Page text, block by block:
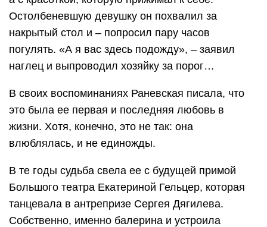
Остолбеневшую девушку он похвалил за
накрытый стол и – попросил пару часов
погулять. «А я вас здесь подожду», – заявил
наглец и выпроводил хозяйку за порог…
В своих воспоминаниях Раневская писала, что
это была ее первая и последняя любовь в
жизни. Хотя, конечно, это не так: она
влюблялась, и не единожды.
В те годы судьба свела ее с будущей примой
Большого театра Екатериной Гельцер, которая
танцевала в антрепризе Сергея Дягилева.
Собственно, именно балерина и устроила